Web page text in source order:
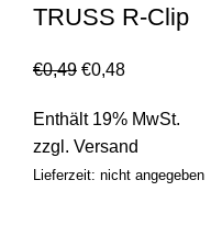
TRUSS R-Clip
€0,49 €0,48
Enthält 19% MwSt.
zzgl. Versand
Lieferzeit: nicht angegeben